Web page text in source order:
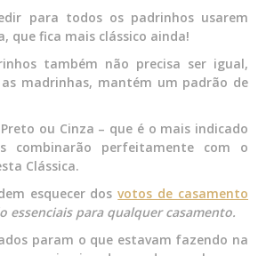
para todos os padrinhos usarem
que fica mais clássico ainda!
também não precisa ser igual,
madrinhas, mantém um padrão de
ou Cinza – que é o mais indicado
combinarão perfeitamente com o
Clássica.
esquecer dosvotos de casamento
essenciais para qualquer casamento.
param o que estavam fazendo na